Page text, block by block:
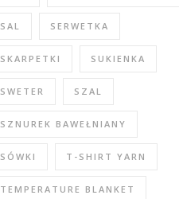
SAL SERWETKA
SKARPETKI SUKIENKA
SWETER SZAL
SZNUREK BAWEŁNIANY
SÓWKI T-SHIRT YARN
TEMPERATURE BLANKET